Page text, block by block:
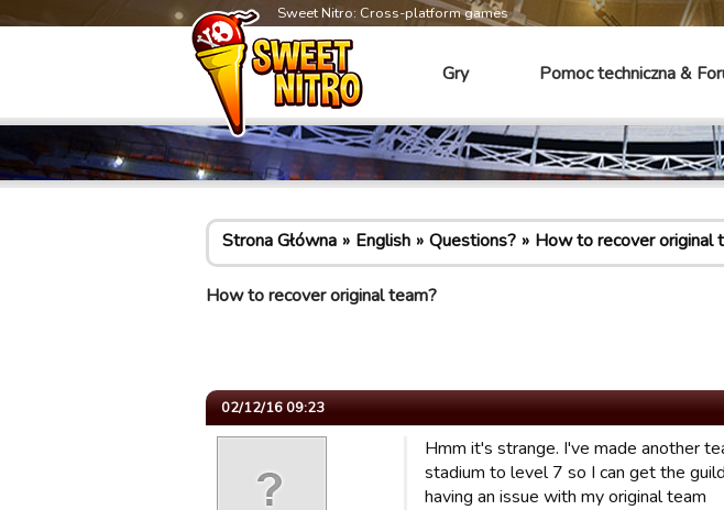
Sweet Nitro: Cross-platform games
Gry Pomoc techniczna &
Strona Główna English Questions? How to recover original
How to recover original team?
02/12/16 09:23
Hmm it's strange. I've made another
stadium to level 7 so I can get the
having an issue with my original team